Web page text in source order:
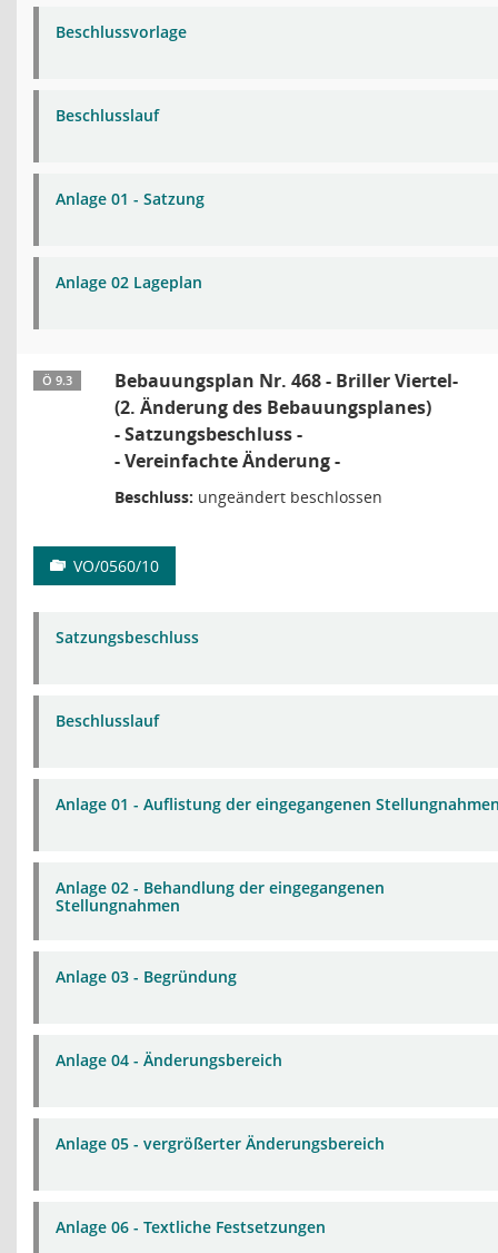
Beschlussvorlage
Beschlusslauf
Anlage 01 - Satzung
Anlage 02 Lageplan
Ö 9.3
Bebauungsplan Nr. 468 - Briller Viertel-
(2. Änderung des Bebauungsplanes)
- Satzungsbeschluss -
- Vereinfachte Änderung -
Beschluss: ungeändert beschlossen
VO/0560/10
Satzungsbeschluss
Beschlusslauf
Anlage 01 - Auflistung der eingegangenen
Anlage 02 - Behandlung der eingegangenen
Stellungnahmen
Anlage 03 - Begründung
Anlage 04 - Änderungsbereich
Anlage 05 - vergrößerter Änderungsbereich
Anlage 06 - Textliche Festsetzungen